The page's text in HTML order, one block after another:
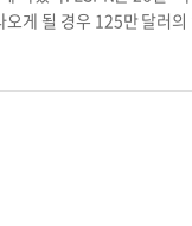
파크와는 정반대로 '투
로 투수들에게 유리한 구장이었
연봉을 받게 된다. 모로우는 오랜 기간동안 선발투수
다. 아이브너는 지난 시즌 캔자스시티 로열즈에서 메이저리그에